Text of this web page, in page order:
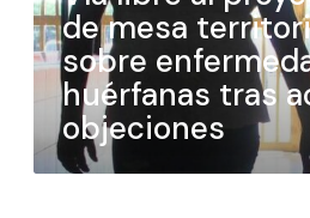
de mesa
sobre
huérfanas tras
objeciones